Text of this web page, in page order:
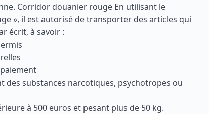
Corridor douanier rouge En utilisant le
», il est autorisé de transporter des articles qui
écrit, à savoir :
des substances narcotiques, psychotropes ou
à 500 euros et pesant plus de 50 kg.